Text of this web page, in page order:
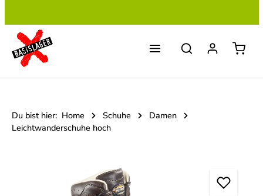
Du bist hier: Home Schuhe
Damen
Leichtwanderschuhe hoch